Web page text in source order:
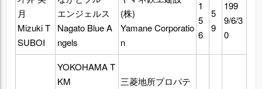
月
Mizuki T
SUBOI
エンジェルス
Nagato Blue A
ngels
(株)
Yamane Corporatio
n
1
5
6
5
9
199
9/6/3
0
YOKOHAMA T
KM
三菱地所プロパテ